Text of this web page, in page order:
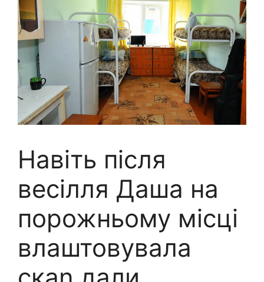
Навіть після
весілля Даша на
порожньому місці
влаштовувала